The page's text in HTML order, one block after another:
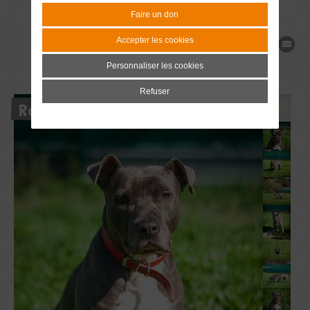
Réservé
Faire un don
Accepter les cookies
Personnaliser les cookies
Refuser